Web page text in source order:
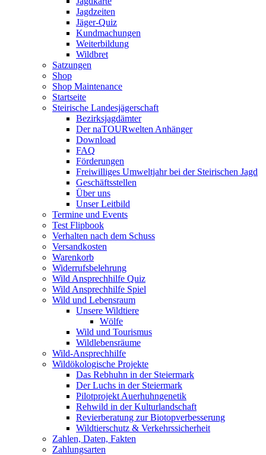
Jagdzeiten
Jäger-Quiz
Kundmachungen
Weiterbildung
Wildbret
Satzungen
Shop
Shop Maintenance
Startseite
Steirische Landesjägerschaft
Bezirksjagdämter
Der naTOURwelten Anhänger
Download
FAQ
Förderungen
Freiwilliges Umweltjahr bei der Steirischen Jagd
Geschäftsstellen
Über uns
Unser Leitbild
Termine und Events
Test Flipbook
Verhalten nach dem Schuss
Versandkosten
Warenkorb
Widerrufsbelehrung
Wild Ansprechhilfe Quiz
Wild Ansprechhilfe Spiel
Wild und Lebensraum
Unsere Wildtiere
Wölfe
Wild und Tourismus
Wildlebensräume
Wild-Ansprechhilfe
Wildökologische Projekte
Das Rebhuhn in der Steiermark
Der Luchs in der Steiermark
Pilotprojekt Auerhuhngenetik
Rehwild in der Kulturlandschaft
Revierberatung zur Biotopverbesserung
Wildtierschutz & Verkehrssicherheit
Zahlen, Daten, Fakten
Zahlungsarten